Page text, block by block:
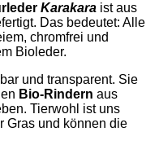
Karakara ist aus
Das bedeutet: Alle
chromfrei und
Bioleder.
und transparent. Sie
Bio-Rindern aus
Tierwohl ist uns
Gras und können die